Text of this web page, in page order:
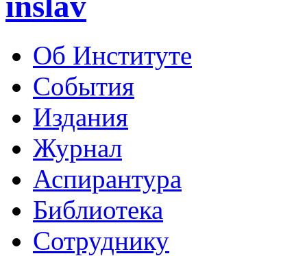
Об Институте
События
Издания
Журнал
Аспирантура
Библиотека
Сотруднику